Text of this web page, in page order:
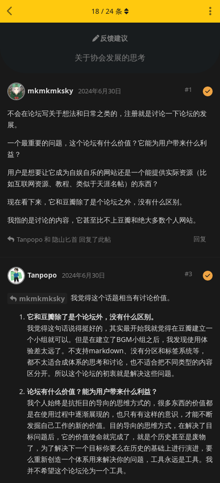
反馈建议
关于协会发展的思考
18 / 24 条
mkmkmksky 2024年6月30日 #1
不会在论坛写关于想法和日常之类的，注册就是讨论一下论坛的发
展。
一个最重要的问题，这个论坛有什么价值？它能为用户带来什么利
益？
用户是想要让它成为自娱自乐的网站还是一个能提供实际资源（比
如互联网资源、教程、类似于天涯名帖）的东西？
现在看下来，它和豆瓣除了是个论坛之外，没有什么区别。
我指的是讨论的内容，它甚至比不上豆瓣和绝大多数个人网站。
回复
Tanpopo 和 隐山匕首 回复了此帖
Tanpopo 2024年6月30日 #3
mkmkmksky 我觉得这个话题相当有讨论价值。
它和豆瓣除了是个论坛外，没有什么区别。
我觉得这句话说得挺好的，其实最开始我就觉得在豆瓣建立一
个小组就可以。但是在建立了BGM小组之后，我发现使用体
验差太远了。不支持markdown、没有分区和标签系统等，
都不太适合成体系的思考和讨论，也不适合把不同类型的内容
区分开。所以这个论坛的初衷就是解决这些问题。
论坛有什么价值？能为用户带来什么利益？
我个人始终是抗拒目的导向的思维方式的，很多东西的价值都
是在使用过程中逐渐展现的，也只有有这样的意识，才能不断
发掘自己工作的新的价值。目的导向的思维方式，在解决了目
标问题后，它的价值使命就完成了，就是个历史甚至是废物
了，为了解决下一个目标你要么在历史的基础上进行演进，要
么重新创造一个体系用来解决你的问题，工具永远是工具。我
并不希望这个论坛沦为一个工具。